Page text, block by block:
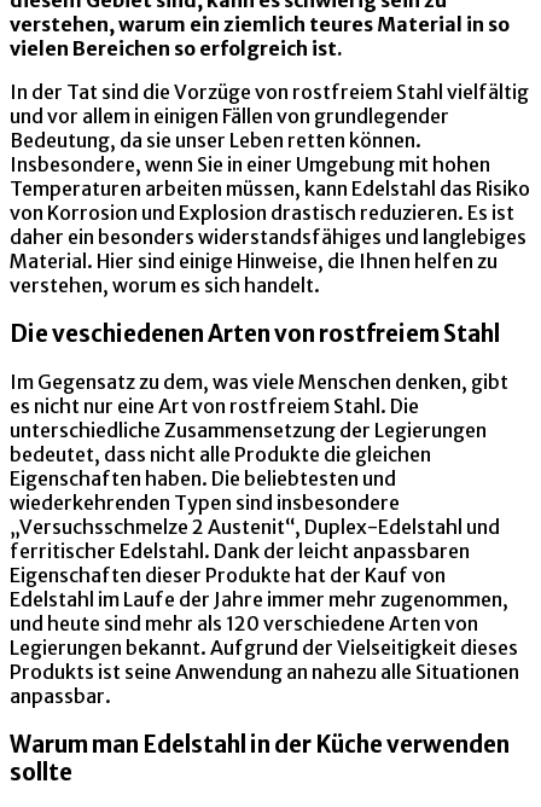
verstehen, warum ein ziemlich teures Material in so
vielen Bereichen so erfolgreich ist.
In der Tat sind die Vorzüge von rostfreiem Stahl vielfältig
und vor allem in einigen Fällen von grundlegender
Bedeutung, da sie unser Leben retten können.
Insbesondere, wenn Sie in einer Umgebung mit hohen
Temperaturen arbeiten müssen, kann Edelstahl das Risiko
von Korrosion und Explosion drastisch reduzieren. Es ist
daher ein besonders widerstandsfähiges und langlebiges
Material. Hier sind einige Hinweise, die Ihnen helfen zu
verstehen, worum es sich handelt.
Die veschiedenen Arten von rostfreiem Stahl
Im Gegensatz zu dem, was viele Menschen denken, gibt
es nicht nur eine Art von rostfreiem Stahl. Die
unterschiedliche Zusammensetzung der Legierungen
bedeutet, dass nicht alle Produkte die gleichen
Eigenschaften haben. Die beliebtesten und
wiederkehrenden Typen sind insbesondere
„Versuchsschmelze 2 Austenit“, Duplex-Edelstahl und
ferritischer Edelstahl. Dank der leicht anpassbaren
Eigenschaften dieser Produkte hat der Kauf von
Edelstahl im Laufe der Jahre immer mehr zugenommen,
und heute sind mehr als 120 verschiedene Arten von
Legierungen bekannt. Aufgrund der Vielseitigkeit dieses
Produkts ist seine Anwendung an nahezu alle Situationen
anpassbar.
Warum man Edelstahl in der Küche verwenden
sollte